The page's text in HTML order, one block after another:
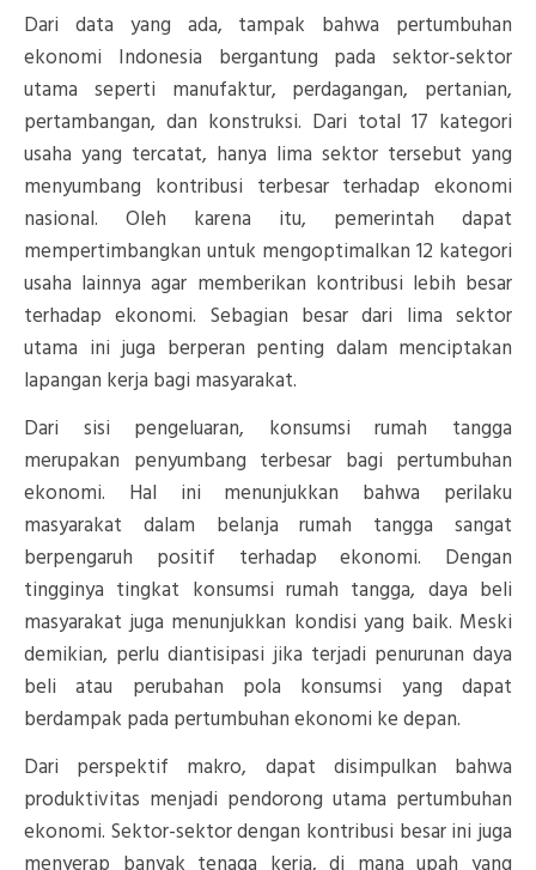
Dari data yang ada, tampak bahwa pertumbuhan
ekonomi Indonesia bergantung pada sektor-sektor
utama seperti manufaktur, perdagangan, pertanian,
pertambangan, dan konstruksi. Dari total 17 kategori
usaha yang tercatat, hanya lima sektor tersebut yang
menyumbang kontribusi terbesar terhadap ekonomi
nasional. Oleh karena itu, pemerintah dapat
mempertimbangkan untuk mengoptimalkan 12 kategori
usaha lainnya agar memberikan kontribusi lebih besar
terhadap ekonomi. Sebagian besar dari lima sektor
utama ini juga berperan penting dalam menciptakan
lapangan kerja bagi masyarakat.
Dari sisi pengeluaran, konsumsi rumah tangga
merupakan penyumbang terbesar bagi pertumbuhan
ekonomi. Hal ini menunjukkan bahwa perilaku
masyarakat dalam belanja rumah tangga sangat
berpengaruh positif terhadap ekonomi. Dengan
tingginya tingkat konsumsi rumah tangga, daya beli
masyarakat juga menunjukkan kondisi yang baik. Meski
demikian, perlu diantisipasi jika terjadi penurunan daya
beli atau perubahan pola konsumsi yang dapat
berdampak pada pertumbuhan ekonomi ke depan.
Dari perspektif makro, dapat disimpulkan bahwa
produktivitas menjadi pendorong utama pertumbuhan
ekonomi. Sektor-sektor dengan kontribusi besar ini juga